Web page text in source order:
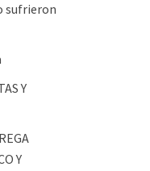
sufrieron
Y
Y